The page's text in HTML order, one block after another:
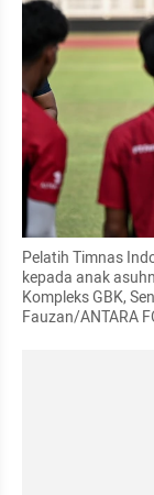
Pelatih Timnas
kepada anak
Kompleks GBK,
Fauzan/ANTARA